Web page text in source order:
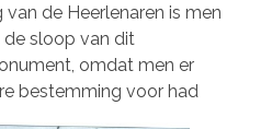
de Heerlenaren is men
de sloop van dit
omdat men er
bestemming voor had